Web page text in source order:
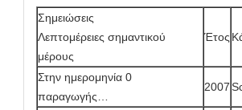
Σημειώσεις
Λεπτομέρειες σημαντικού
μέρους
Έτος
Στην ημερομηνία 0
παραγωγής…
2007